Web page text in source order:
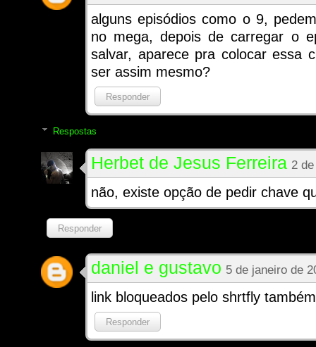
alguns episódios como o 9,
no mega, depois de carregar o
salvar, aparece pra colocar essa
ser assim mesmo?
Responder
Respostas
Herbet de Jesus Ferreira 2
não, existe opção de pedir chave
Responder
daniel e gustavo 5 de janeiro de
link bloqueados pelo shrtfly também
Responder